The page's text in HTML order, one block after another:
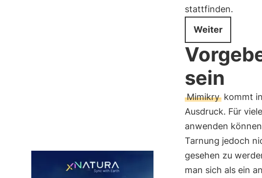
stattfinden.
Weiter
sein
Mimikrykommt
Ausdruck. Für
anwenden
Tarnung jedoch
gesehen zu
man sich als ein